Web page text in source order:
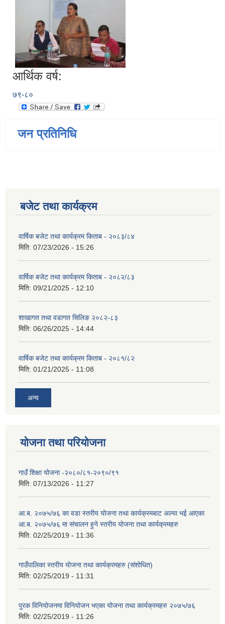
आर्थिक वर्ष:
७९-८०
जन प्रतिनिधि
बजेट तथा कार्यक्रम
वार्षिक बजेट तथा कार्यक्रम किताब - २०८३/८४
मिति: 07/23/2026 - 15:26
वार्षिक बजेट तथा कार्यक्रम किताब - २०८२/८३
मिति: 09/21/2025 - 12:10
शाखागत तथा वडागत सिलिङ २०८२-८३
मिति: 06/26/2025 - 14:44
वार्षिक बजेट तथा कार्यक्रम किताब - २०८१/८२
मिति: 01/21/2025 - 11:08
अन्य
योजना तथा परियोजना
गाउँ शिक्षा योजना -२०८०/८१-२०९०/९१
मिति: 07/13/2026 - 11:27
आ.ब. २०७५/७६ का वडा स्तरीय योजना तथा कार्यक्रमबाट अल्या भई आएका
आ.ब. २०७५/७६ मा स‌ंचालन हुने स्तरीय योजना तथा कार्यक्रमहरु
मिति: 02/25/2019 - 11:36
गाउँपालिका स्तरीय योजना तथा कार्यक्रमहरु (स‌ंशोधित)
मिति: 02/25/2019 - 11:31
पुरक विनियोजनमा विनियोजन भएका योजना तथा कार्यक्रमहरु २०७५/७६
मिति: 02/25/2019 - 11:26